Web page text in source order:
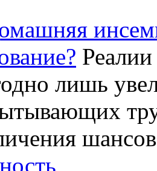
лишь